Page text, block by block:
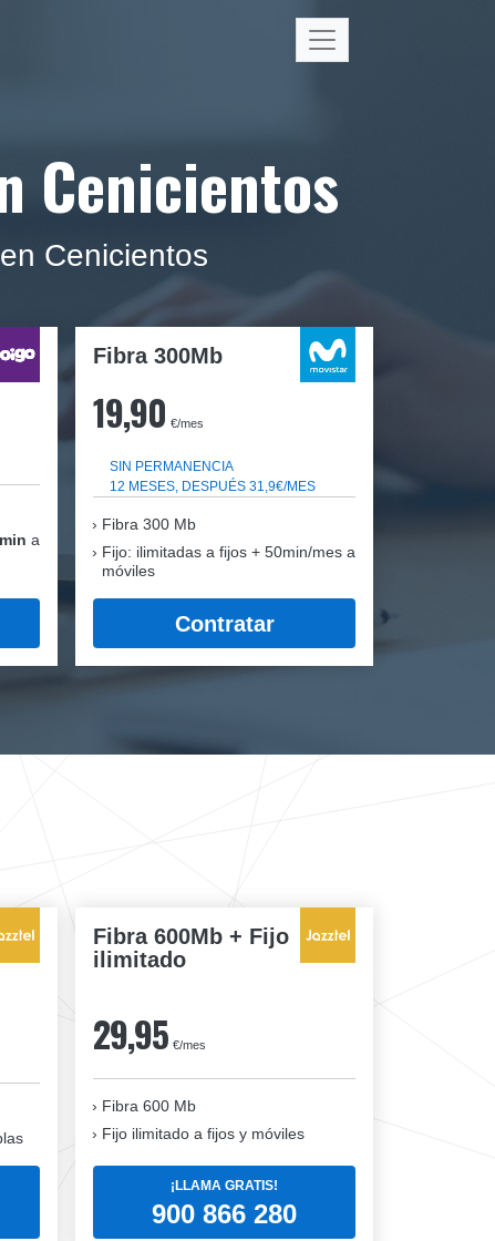
Cenicientos
Cenicientos
a
Fibra 300Mb
19,90 €/mes
SIN PERMANENCIA
12 MESES, DESPUÉS 31,9€/MES
Fibra 300 Mb
Fijo: ilimitadas a fijos + 50min/mes a
móviles
Contratar
Fibra 600Mb + Fijo
ilimitado
29,95 €/mes
Fibra 600 Mb
Fijo ilimitado a fijos y móviles
¡LLAMA GRATIS!
900 866 280